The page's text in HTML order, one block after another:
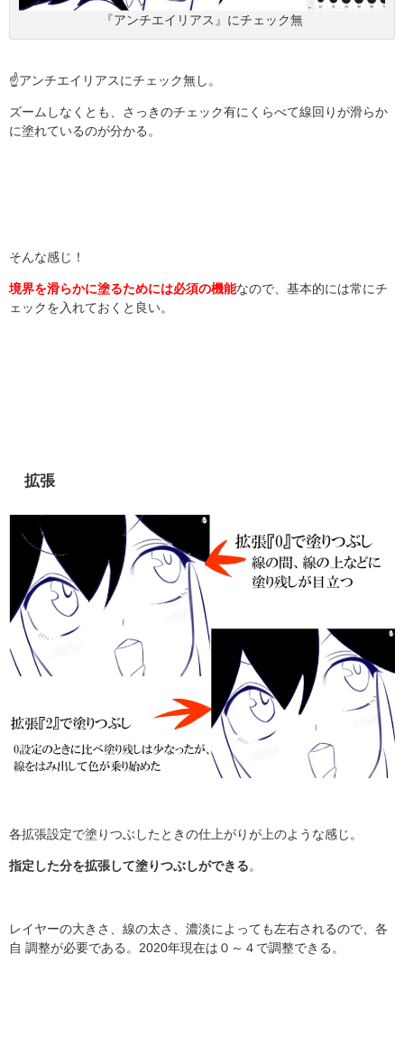
『アンチエイリアス』にチェック無
☝アンチエイリアスにチェック無し。
ズームしなくとも、さっきのチェック有にくらべて線回りが滑らか
に塗れているのが分かる。
そんな感じ！
境界を滑らかに塗るためには必須の機能なので、基本的には常にチ
ェックを入れておくと良い。
拡張
各拡張設定で塗りつぶしたときの仕上がりが上のような感じ。
指定した分を拡張して塗りつぶしができる
レイヤーの大きさ、線の太さ、濃淡によっても左右されるので、各
自 調整が必要である。2020年現在は０～４で調整できる。